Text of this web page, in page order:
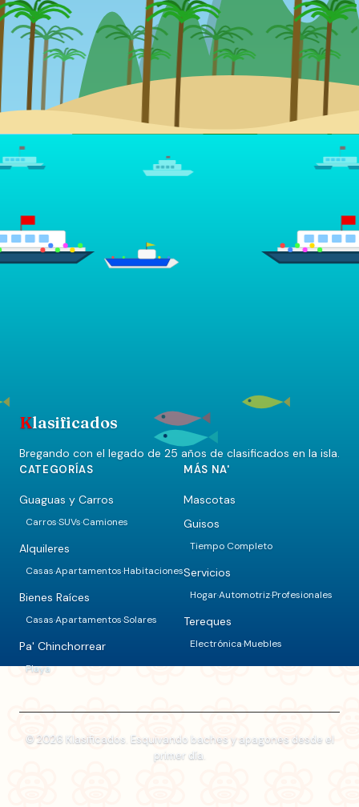
Klasificados
Bregando con el legado de 25 años de clasificados en la isla.
CATEGORÍAS
Guaguas y Carros
Carros·SUVs·Camiones
Alquileres
Casas·Apartamentos·Habitaciones
Bienes Raíces
Casas·Apartamentos·Solares
Pa' Chinchorrear
Playa
MÁS NA'
Mascotas
Guisos
Tiempo Completo
Servicios
Hogar·Automotriz·Profesionales
Tereques
Electrónica·Muebles
© 2026 Klasificados. Esquivando baches y apagones desde el
primer día.